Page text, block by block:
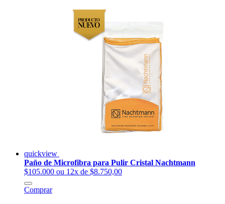
quickview
Paño de Microfibra para Pulir Cristal Nachtmann
$105.000 ou 12x de $8.750,00
Comprar